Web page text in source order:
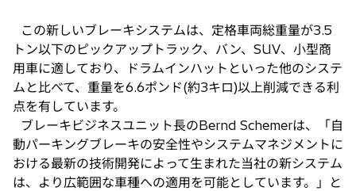
この新しいブレーキシステムは、定格車両総重量が3.5
トン以下のピックアップトラック、バン、SUV、小型商
用車に適しており、ドラムインハットといった他のシステ
ムと比べて、重量を6.6ポンド(約3キロ)以上削減できる利
点を有しています。
ブレーキビジネスユニット長のBernd Schemerは、「自
動パーキングブレーキの安全性やシステムマネジメントに
おける最新の技術開発によって生まれた当社の新システム
は、より広範囲な車種への適用を可能としています。」と